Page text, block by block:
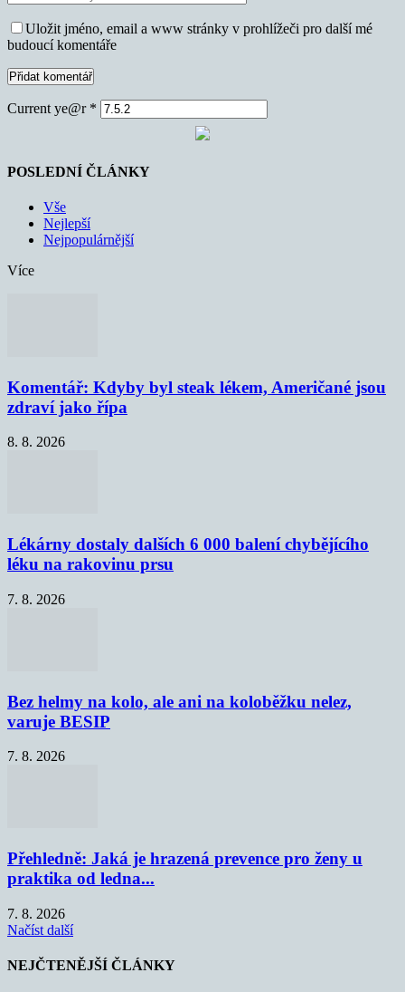
Uložit jméno, email a www stránky v prohlížeči pro další mé
budoucí komentáře
Current ye@r *
POSLEDNÍ ČLÁNKY
Vše
Nejlepší
Nejpopulárnější
Více
Komentář: Kdyby byl steak lékem, Američané jsou
zdraví jako řípa
8. 8. 2026
Lékárny dostaly dalších 6 000 balení chybějícího
léku na rakovinu prsu
7. 8. 2026
Bez helmy na kolo, ale ani na koloběžku nelez,
varuje BESIP
7. 8. 2026
Přehledně: Jaká je hrazená prevence pro ženy u
praktika od ledna...
7. 8. 2026
Načíst další
NEJČTENĚJŠÍ ČLÁNKY